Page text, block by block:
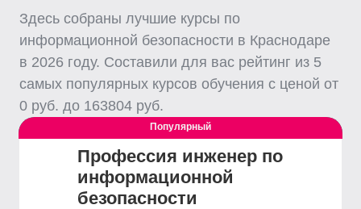
Здесь собраны лучшие курсы по
информационной безопасности в Краснодаре
в 2026 году. Составили для вас рейтинг из 5
самых популярных курсов обучения с ценой от
0 руб. до 163804 руб.
Выгодный
Популярный
Профессия инженер по
информационной
безопасности